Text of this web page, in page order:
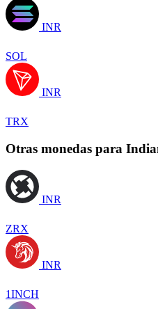
INR
SOL
INR
TRX
Otras monedas para
INR
ZRX
INR
1INCH